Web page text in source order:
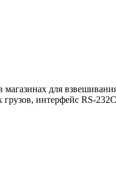
для
интерфейс RS-